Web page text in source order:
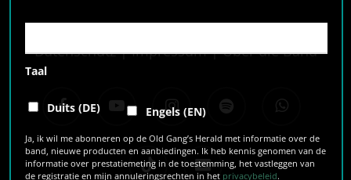
Datenschutz|Impressum|Über die Band
facebook
tiktok email
Taal
Duits (DE) Engels (EN)
Ja, ik wil me abonneren op de Old Gang’s Herald met informatie over de
band, nieuwe producten en aanbiedingen. Ik heb kennis genomen van de
informatie over prestatiemeting in de toestemming, het vastleggen van
de registratie en mijn annuleringsrechten in het privacybeleid.